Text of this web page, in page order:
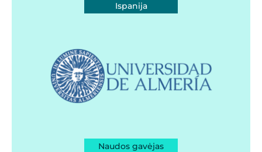
Ispanija
Naudos gavėjas